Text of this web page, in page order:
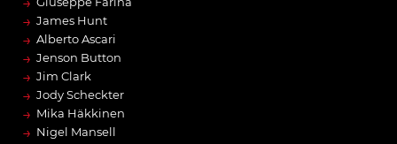
→ James Hunt
→ Alberto Ascari
→ Jenson Button
→ Jim Clark
→ Jody Scheckter
→ Mika Häkkinen
→ Nigel Mansell